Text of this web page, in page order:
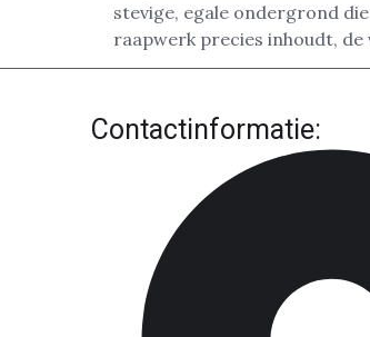
stevige, egale ondergrond
raapwerk precies inhoudt,
Contactinformatie: